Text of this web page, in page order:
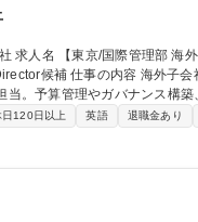
ジャ
子会社の財務・会計管
当。予算管理やガバナンス構築
海外出張があり、将来的には海
理 (2)
整・取り纏め (3)英語を用いた
予算管理、ガバナンス構築、
制の計画・運用調整 (6)グロー
としてチームを牽引し、同
日120日以上 英語 退職金あり